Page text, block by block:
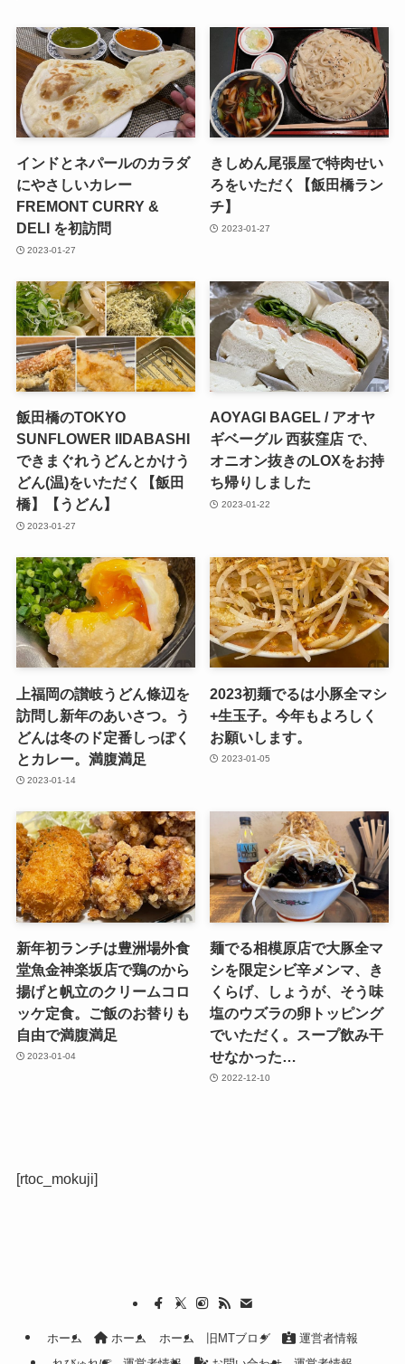
インドとネパールのカラダ
にやさしいカレー
FREMONT CURRY &
DELI を初訪問
2023-01-27
きしめん尾張屋で特肉せい
ろをいただく【飯田橋ラン
チ】
2023-01-27
飯田橋のTOKYO
SUNFLOWER IIDABASHI
できまぐれうどんとかけう
どん(温)をいただく【飯田
橋】【うどん】
2023-01-27
AOYAGI BAGEL / アオヤ
ギベーグル 西荻窪店 で、
オニオン抜きのLOXをお持
ち帰りしました
2023-01-22
上福岡の讃岐うどん條辺を
訪問し新年のあいさつ。う
どんは冬のド定番しっぽく
とカレー。満腹満足
2023-01-14
2023初麺でるは小豚全マシ
+生玉子。今年もよろしく
お願いします。
2023-01-05
新年初ランチは豊洲場外食
堂魚金神楽坂店で鶏のから
揚げと帆立のクリームコロ
ッケ定食。ご飯のお替りも
自由で満腹満足
2023-01-04
麺でる相模原店で大豚全マ
シを限定シビ辛メンマ、き
くらげ、しょうが、そう味
塩のウズラの卵トッピング
でいただく。スープ飲み干
せなかった…
2022-12-10
[rtoc_mokuji]
ホーム ホーム ホーム 旧MTブログ
運営者情報